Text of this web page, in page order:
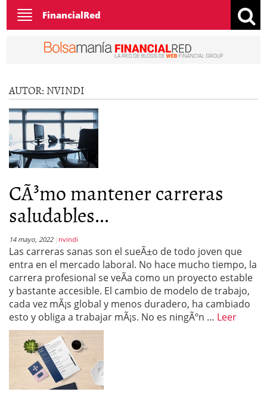
Toggle
navigation
FinancialRed
AUTOR: NVINDI
CÃ³mo mantener carreras
saludables...
14 mayo, 2022 nvindi
Las carreras sanas son el sueÃ±o de todo joven que
entra en el mercado laboral. No hace mucho tiempo, la
carrera profesional se veÃ­a como un proyecto estable
y bastante accesible. El cambio de modelo de trabajo,
cada vez mÃ¡s global y menos duradero, ha cambiado
esto y obliga a trabajar mÃ¡s. No es ningÃºn … Leer